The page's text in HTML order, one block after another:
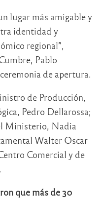
lugar más amigable y
identidad y
regional”,
Pablo
de apertura.
de Producción,
Pedro Dellarossa;
Ministerio, Nadia
Walter Oscar
Comercial y de
que más de 30